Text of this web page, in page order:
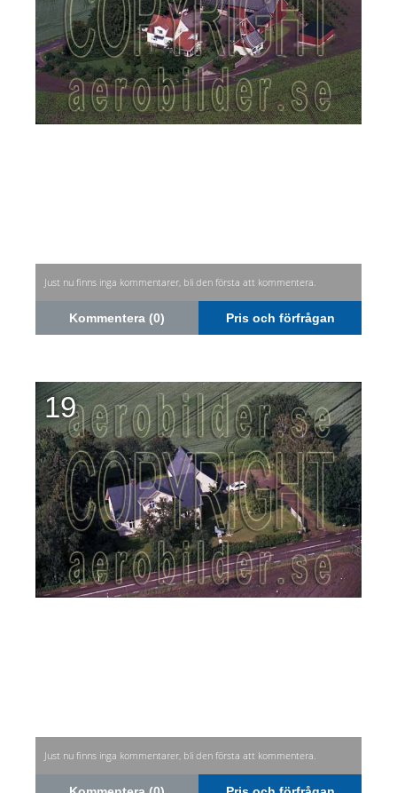
Just nu finns inga kommentarer, bli den första att kommentera.
Kommentera (0) Pris och förfrågan
19
Just nu finns inga kommentarer, bli den första att kommentera.